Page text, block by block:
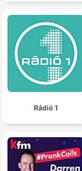
Rádió 1